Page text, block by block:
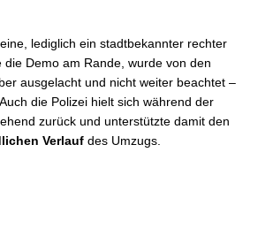
lediglich ein stadtbekannter rechter
die Demo am Rande, wurde von den
ausgelacht und nicht weiter beachtet –
die Polizei hielt sich während der
zurück und unterstützte damit den
Verlauf des Umzugs.